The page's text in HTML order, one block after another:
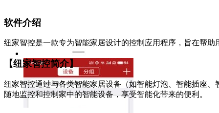
软件介绍
纽家智控是一款专为智能家居设计的控制应用程序，旨在帮
【纽家智控简介】
纽家智控通过与各类智能家居设备（如智能灯泡、智能插座
随地监控和控制家中的智能设备，享受智能化带来的便利。